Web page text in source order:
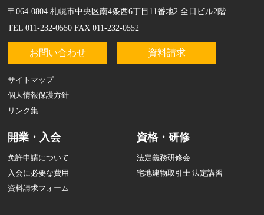
〒064-0804 札幌市中央区南4条西6丁目11番地2 全日ビル2階
TEL 011-232-0550 FAX 011-232-0552
お問い合わせ 資料請求
サイトマップ
個人情報保護方針
リンク集
開業・入会
免許申請について
入会に必要な費用
資料請求フォーム
資格・研修
法定義務研修会
宅地建物取引士 法定講習